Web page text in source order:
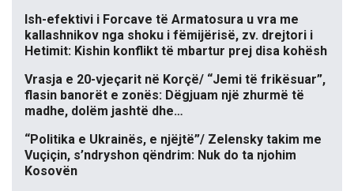
Ish-efektivi i Forcave të Armatosura u vra me
kallashnikov nga shoku i fëmijërisë, zv. drejtori i
Hetimit: Kishin konflikt të mbartur prej disa kohësh
Vrasja e 20-vjeçarit në Korçë/ “Jemi të frikësuar”,
flasin banorët e zonës: Dëgjuam një zhurmë të
madhe, dolëm jashtë dhe…
“Politika e Ukrainës, e njëjtë”/ Zelensky takim me
Vuçiçin, s’ndryshon qëndrim: Nuk do ta njohim
Kosovën